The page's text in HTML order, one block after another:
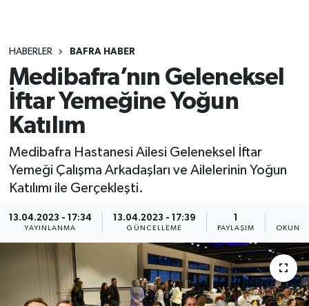
HABERLER BAFRA HABER
Medibafra’nın Geleneksel
İftar Yemeğine Yoğun
Katılım
Medibafra Hastanesi Ailesi Geleneksel İftar
Yemeği Çalışma Arkadaşları ve Ailelerinin Yoğun
Katılımı ile Gerçekleşti.
13.04.2023 - 17:34
YAYINLANMA
13.04.2023 - 17:39
GÜNCELLEME
1
PAYLAŞIM